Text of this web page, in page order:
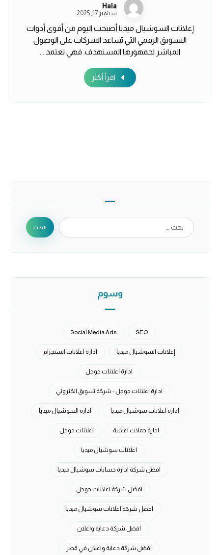
Hala
سبتمبر 17, 2025
إعلانات السوشيال ميديا أصبحت اليوم من أقوى أدوات
التسويق الرقمي التي تساعد الشركات على الوصول
المباشر لجمهورها المستهدف. فهي تعتمد ...
اقرأ أكثر
البحث
وسوم
SEO
Social Media Ads
إعلانات السوشيال ميديا ادارة اعلانات انستجرام
ادارة اعلانات جوجل
ادارة اعلانات جوجل - شركة تسويق الكتروني
ادارة اعلانات سوشيال ميديا ادارة السوشيال ميديا
ادارة حملات اعلانية اعلانات جوجل
اعلانات سوشيال ميديا
افضل شركة ادارة حسابات سوشيال ميديا
افضل شركة اعلانات جوجل
افضل شركة اعلانات سوشيال ميديا
افضل شركة دعاية واعلان
افضل شركة دعاية واعلان في قطر